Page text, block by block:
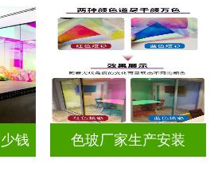
钱 色玻厂家生产安装